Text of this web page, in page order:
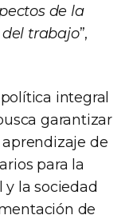
de la
del trabajo”,
integral
garantizar
de
para la
la sociedad
de